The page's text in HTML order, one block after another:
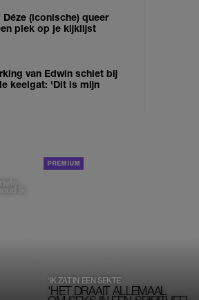
(iconische) queer
plek op je kijklijst
van Edwin schiet bij
keelgat: 'Dit is mijn
ik
‘HET DRAAIT ALLEMAAL
‘IK ZAT IN EEN SEKTE’